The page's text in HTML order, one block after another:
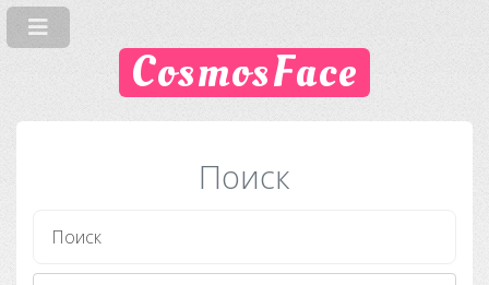
CosmosFace
Поиск